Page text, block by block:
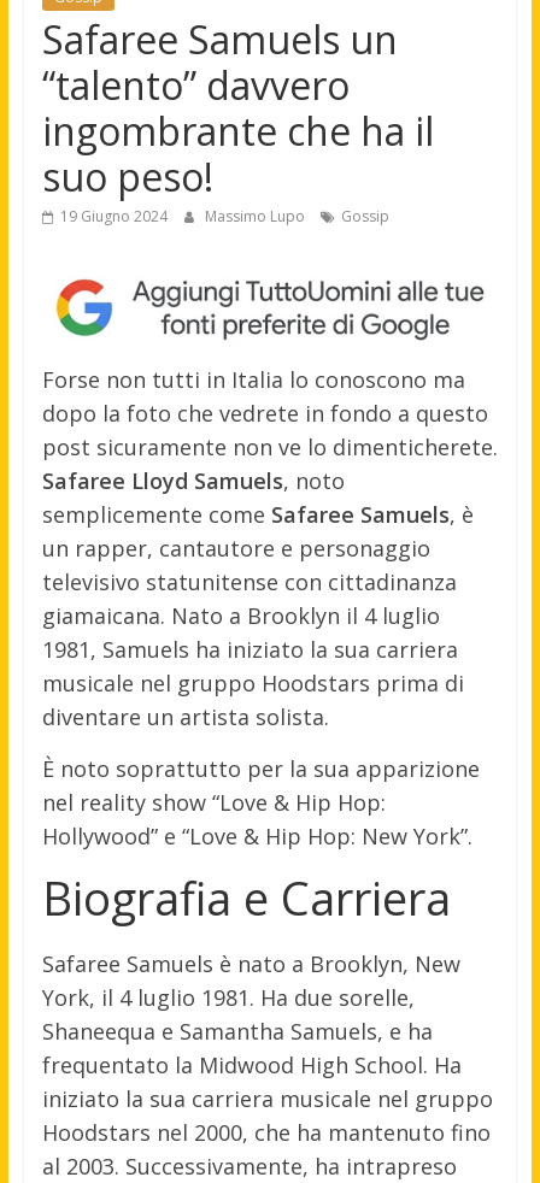
Safaree Samuels un
“talento” davvero
ingombrante che ha il
suo peso!
19 Giugno 2024 Massimo Lupo Gossip
Forse non tutti in Italia lo conoscono ma
dopo la foto che vedrete in fondo a questo
post sicuramente non ve lo dimenticherete.
Safaree Lloyd Samuels, noto
semplicemente come Safaree Samuels, è
un rapper, cantautore e personaggio
televisivo statunitense con cittadinanza
giamaicana. Nato a Brooklyn il 4 luglio
1981, Samuels ha iniziato la sua carriera
musicale nel gruppo Hoodstars prima di
diventare un artista solista.
È noto soprattutto per la sua apparizione
nel reality show “Love & Hip Hop:
Hollywood” e “Love & Hip Hop: New York”.
Biografia e Carriera
Safaree Samuels è nato a Brooklyn, New
York, il 4 luglio 1981. Ha due sorelle,
Shaneequa e Samantha Samuels, e ha
frequentato la Midwood High School. Ha
iniziato la sua carriera musicale nel gruppo
Hoodstars nel 2000, che ha mantenuto fino
al 2003. Successivamente, ha intrapreso